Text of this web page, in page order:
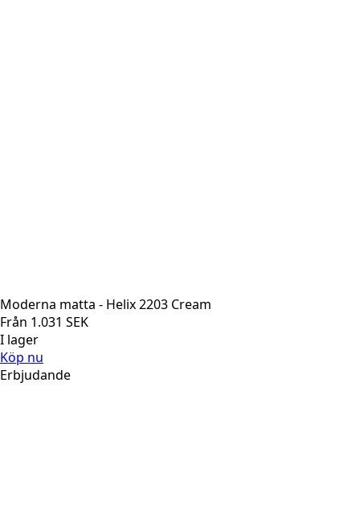
Moderna matta - Helix 2203 Cream
Från 1.031 SEK
I lager
Köp nu
Erbjudande